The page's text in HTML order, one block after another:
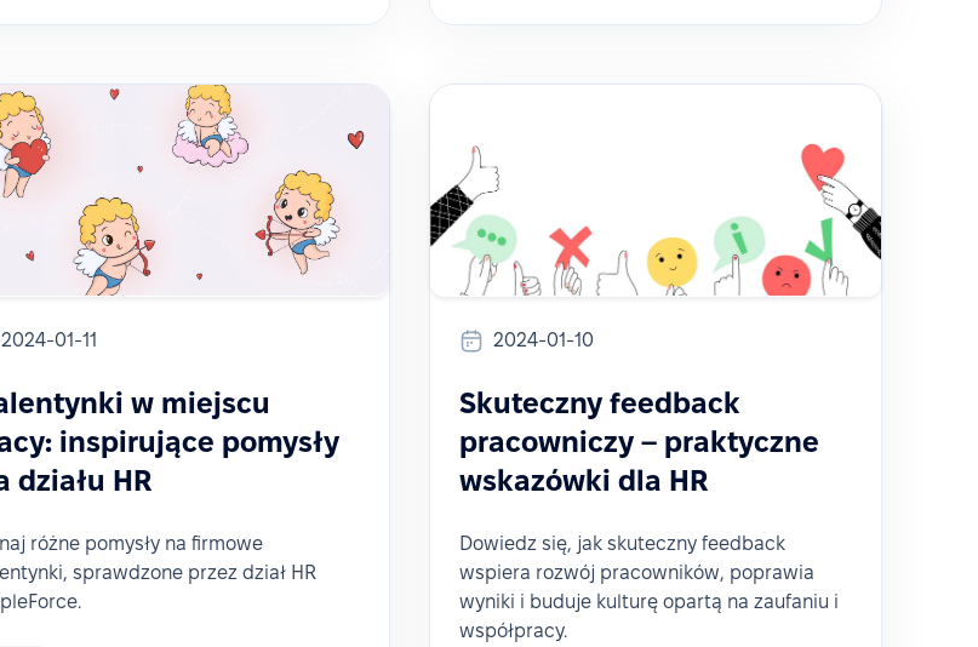
2024-01-11
w miejscu
inspirujące pomysły
działu HR
różne pomysły na firmowe
sprawdzone przez dział HR
2024-01-10
Skuteczny feedback
pracowniczy – praktyczne
wskazówki dla HR
Dowiedz się, jak skuteczny feedback
wspiera rozwój pracowników, poprawia
wyniki i buduje kulturę opartą na zaufaniu i
współpracy.